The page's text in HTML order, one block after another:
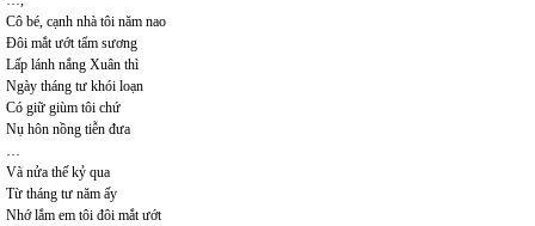
Cô bé, cạnh nhà tôi năm nao
Đôi mắt ướt tẩm sương
Lấp lánh nắng Xuân thì
Ngày tháng tư khói loạn
Có giữ giùm tôi chứ
Nụ hôn nồng tiễn đưa
Và nửa thế kỷ qua
Từ tháng tư năm ấy
Nhớ lắm em tôi đôi mắt ướt